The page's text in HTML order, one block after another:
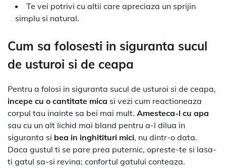
Te vei potrivi cu altii care apreciaza un sprijin
simplu si natural.
Cum sa folosesti in siguranta sucul
de usturoi si de ceapa
Pentru a folosi in siguranta sucul de usturoi si de ceapa,
incepe cu o cantitate mica si vezi cum reactioneaza
corpul tau inainte sa bei mai mult. Amesteca-l cu apa
sau cu un alt lichid mai bland pentru a-l dilua in
siguranta si bea in inghitituri mici, nu dintr-o data.
Daca gustul ti se pare prea puternic, opreste-te si lasa-
ti gatul sa-si revina; confortul gatului conteaza.